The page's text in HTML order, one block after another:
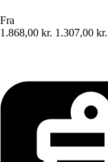
Fra
1.868,00 kr. 1.307,00 kr.